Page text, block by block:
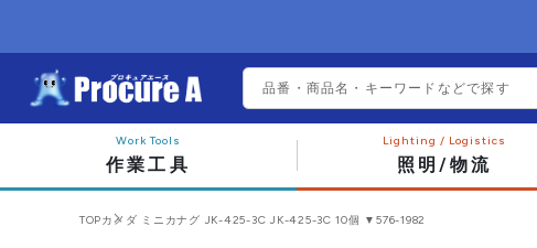
作業工具 照明/物流
TOPカメダ ミニカナグ JK-425-3C JK-425-3C 10個 ▼576-1982